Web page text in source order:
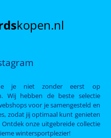
kopen.nl
je niet zonder eerst op
Wij hebben de beste selectie
voor je samengesteld en
zodat jij optimaal kunt genieten
onze uitgebreide collectie
wintersportplezier!